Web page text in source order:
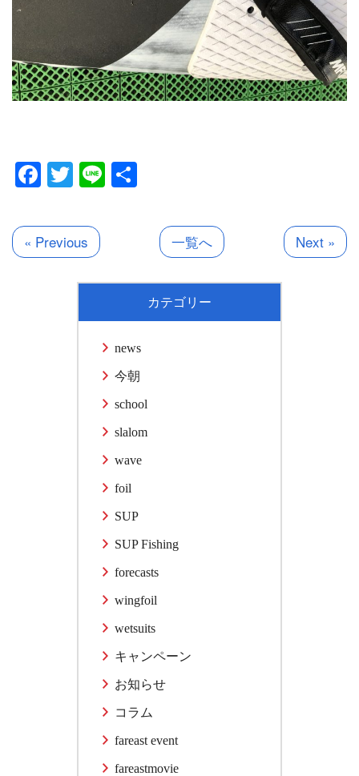
Facebook
Twitter
Line
« Previous 一覧へ Next »
カテゴリー
news
今朝
school
slalom
wave
foil
SUP
SUP Fishing
forecasts
wingfoil
wetsuits
キャンペーン
お知らせ
コラム
fareast event
fareastmovie